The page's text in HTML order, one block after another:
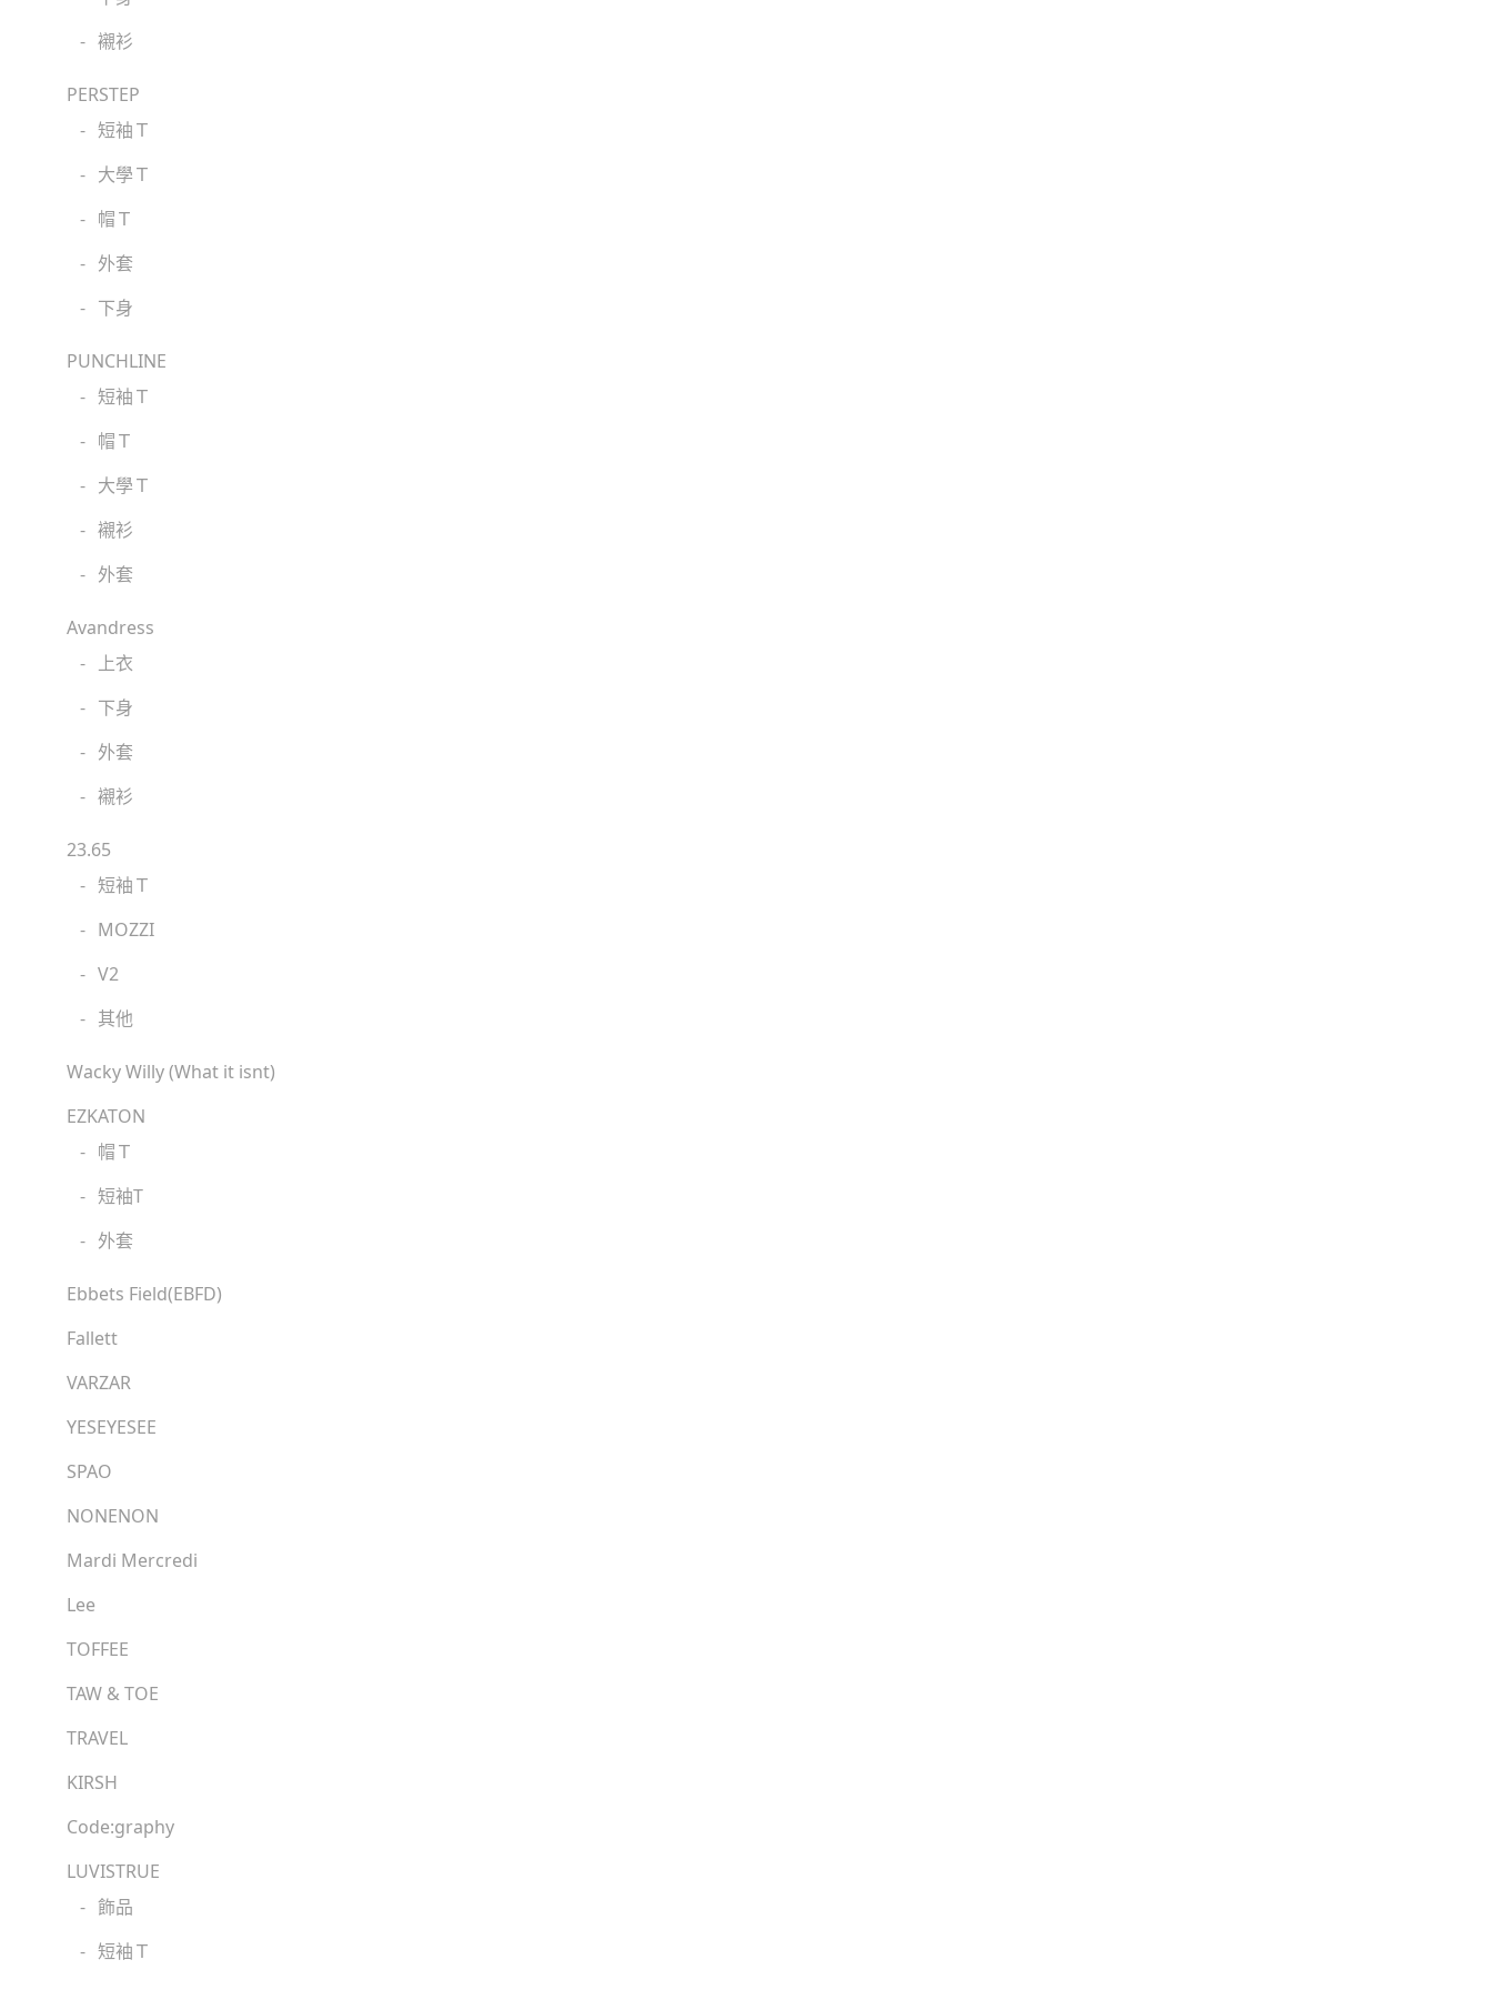
- 襯衫
PERSTEP
- 短袖Ｔ
- 大學Ｔ
- 帽Ｔ
- 外套
- 下身
PUNCHLINE
- 短袖Ｔ
- 帽Ｔ
- 大學Ｔ
- 襯衫
- 外套
Avandress
-
上衣
- 下身
- 外套
- 襯衫
23.65
- 短袖Ｔ
- MOZZI
- V2
- 其他
Wacky Willy (What it isnt)
EZKATON
- 帽Ｔ
- 短袖T
- 外套
Ebbets Field(EBFD)
Fallett
VARZAR
YESEYESEE
SPAO
NONENON
Mardi Mercredi
Lee
TOFFEE
TAW & TOE
TRAVEL
KIRSH
Code:graphy
LUVISTRUE
- 飾品
- 短袖Ｔ